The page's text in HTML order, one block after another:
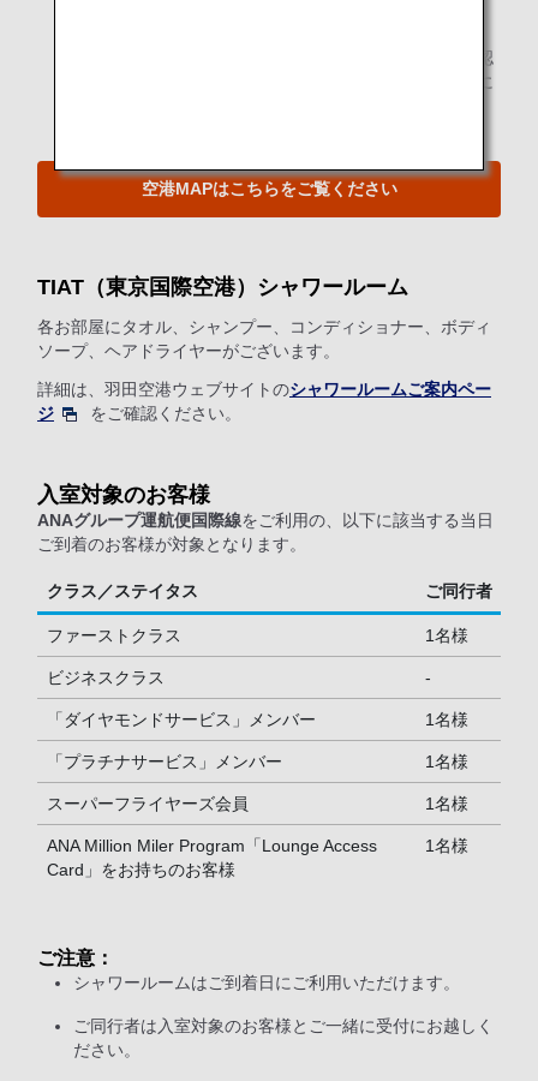
ラウンジ入室の際にご搭乗券とマイレージカードを確認
させていただきます。ご入室の際にあらかじめお手元に
空港MAPはこちらをご覧ください
TIAT（東京国際空港）シャワールーム
各お部屋にタオル、シャンプー、コンディショナー、ボディ
ソープ、ヘアドライヤーがございます。
詳細は、羽田空港ウェブサイトのシャワールームご案内ペー
ジ
をご確認ください。
入室対象のお客様
ANAグループ運航便国際線をご利用の、以下に該当する当日
ご到着のお客様が対象となります。
クラス／ステイタス ご同行者
ファーストクラス 1名様
ビジネスクラス -
「ダイヤモンドサービス」メンバー 1名様
「プラチナサービス」メンバー 1名様
スーパーフライヤーズ会員 1名様
ANA Million Miler Program「Lounge Access
Card」をお持ちのお客様
1名様
ご注意：
シャワールームはご到着日にご利用いただけます。
ご同行者は入室対象のお客様とご一緒に受付にお越しく
ださい。